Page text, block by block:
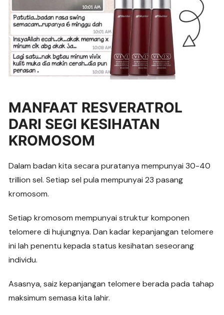
MANFAAT RESVERATROL
DARI SEGI KESIHATAN
KROMOSOM
Dalam badan kita secara puratanya mempunyai 30-40
trillion sel. Setiap sel pula mempunyai 23 pasang
kromosom.
Setiap kromosom mempunyai struktur komponen
telomere di hujungnya. Dan kadar kepanjangan telomere
ini lah penentu kepada status kesihatan seseorang
individu.
Asasnya, saiz kepanjangan telomere berada pada tahap
maksimum semasa kita lahir.